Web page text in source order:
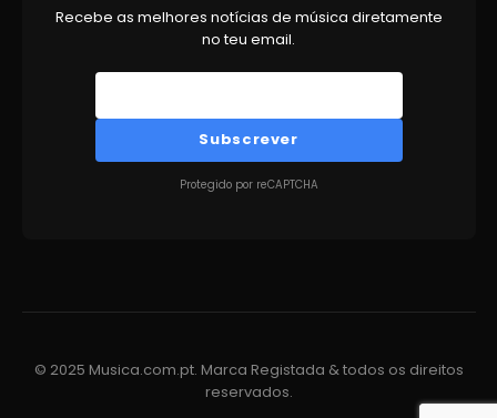
Recebe as melhores notícias de música diretamente
no teu email.
Subscrever
Protegido por reCAPTCHA
© 2025 Musica.com.pt. Marca Registada & todos os direitos
reservados.